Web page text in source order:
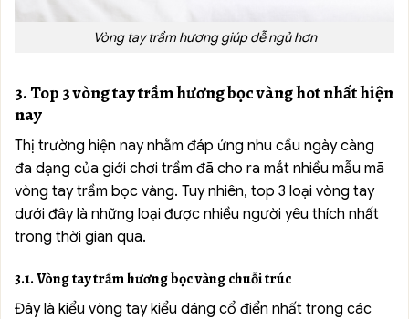
Vòng tay trầm hương giúp dễ ngủ hơn
3. Top 3 vòng tay trầm hương bọc vàng hot nhất hiện
nay
Thị trường hiện nay nhằm đáp ứng nhu cầu ngày càng
đa dạng của giới chơi trầm đã cho ra mắt nhiều mẫu mã
vòng tay trầm bọc vàng. Tuy nhiên, top 3 loại vòng tay
dưới đây là những loại được nhiều người yêu thích nhất
trong thời gian qua.
3.1. Vòng tay trầm hương bọc vàng chuỗi trúc
Đây là kiểu vòng tay kiểu dáng cổ điển nhất trong các